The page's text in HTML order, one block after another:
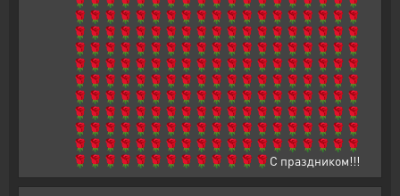
🌹🌹🌹🌹🌹🌹🌹🌹🌹🌹🌹🌹🌹🌹🌹🌹🌹🌹🌹
🌹🌹🌹🌹🌹🌹🌹🌹🌹🌹🌹🌹🌹🌹🌹🌹🌹🌹🌹
🌹🌹🌹🌹🌹🌹🌹🌹🌹🌹🌹🌹🌹🌹🌹🌹🌹🌹🌹
🌹🌹🌹🌹🌹🌹🌹🌹🌹🌹🌹🌹🌹🌹🌹🌹🌹🌹🌹
🌹🌹🌹🌹🌹🌹🌹🌹🌹🌹🌹🌹🌹🌹🌹🌹🌹🌹🌹
🌹🌹🌹🌹🌹🌹🌹🌹🌹🌹🌹🌹🌹🌹🌹🌹🌹🌹🌹
🌹🌹🌹🌹🌹🌹🌹🌹🌹🌹🌹🌹🌹🌹🌹🌹🌹🌹🌹
🌹🌹🌹🌹🌹🌹🌹🌹🌹🌹🌹🌹🌹🌹🌹🌹🌹🌹🌹
🌹🌹🌹🌹🌹🌹🌹🌹🌹🌹🌹🌹🌹🌹🌹🌹🌹🌹🌹
🌹🌹🌹🌹🌹🌹🌹🌹🌹🌹🌹🌹🌹С праздником!!!